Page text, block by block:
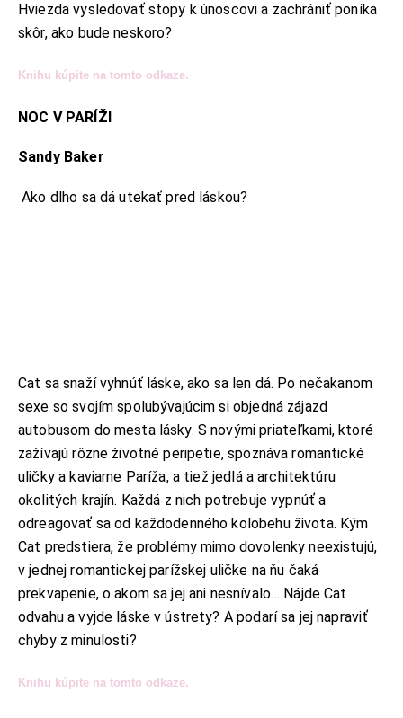
Hviezda vysledovať stopy k únoscovi a zachrániť poníka
skôr, ako bude neskoro?
Knihu kúpite na tomto odkaze.
NOC V PARÍŽI
Sandy Baker
Ako dlho sa dá utekať pred láskou?
Cat sa snaží vyhnúť láske, ako sa len dá. Po nečakanom
sexe so svojím spolubývajúcim si objedná zájazd
autobusom do mesta lásky. S novými priateľkami, ktoré
zažívajú rôzne životné peripetie, spoznáva romantické
uličky a kaviarne Paríža, a tiež jedlá a architektúru
okolitých krajín. Každá z nich potrebuje vypnúť a
odreagovať sa od každodenného kolobehu života. Kým
Cat predstiera, že problémy mimo dovolenky neexistujú,
v jednej romantickej parížskej uličke na ňu čaká
prekvapenie, o akom sa jej ani nesnívalo… Nájde Cat
odvahu a vyjde láske v ústrety? A podarí sa jej napraviť
chyby z minulosti?
Knihu kúpite na tomto odkaze.
KONTAKT
Jantárová 30, Košice
TELEFÓN:
+421 901 762 147
EMAIL:
ahoj@lalala.sk
SME DOSTUPNÍ:
Pon - Pia/ 9:00 - 15:00
O Lalala